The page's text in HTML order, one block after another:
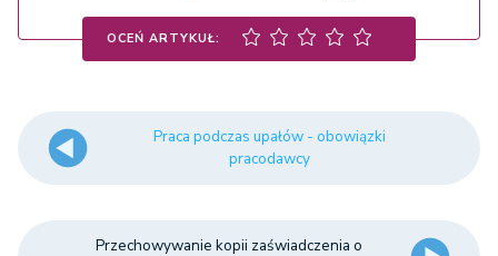
OCEŃ ARTYKUŁ:
Praca podczas upałów - obowiązki
pracodawcy
Przechowywanie kopii zaświadczenia o